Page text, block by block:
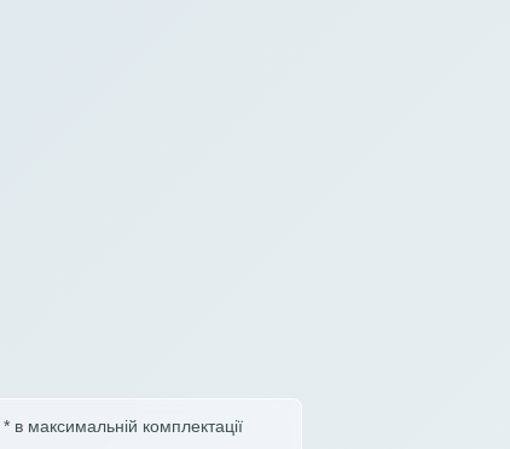
* в максимальній комплектації